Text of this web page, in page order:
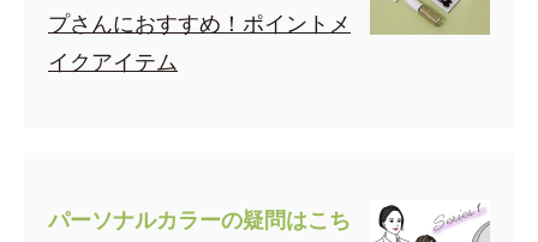
プさんにおすすめ！ポイントメ
イクアイテム
パーソナルカラーの疑問はこち